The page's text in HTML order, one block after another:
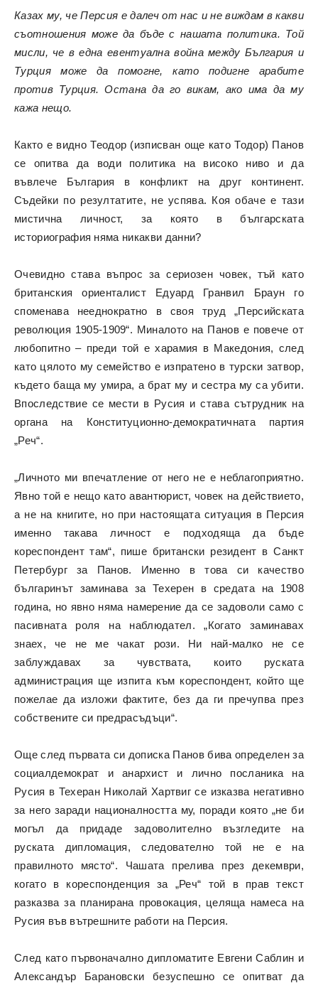
Казах му, че Персия е далеч от нас и не виждам в какви
съотношения може да бъде с нашата политика. Той
мисли, че в една евентуална война между България и
Турция може да помогне, като подигне арабите
против Турция. Остана да го викам, ако има да му
кажа нещо.
Както е видно Теодор (изписван още като Тодор) Панов
се опитва да води политика на високо ниво и да
въвлече България в конфликт на друг континент.
Съдейки по резултатите, не успява. Коя обаче е тази
мистична личност, за която в българската
историография няма никакви данни?
Очевидно става въпрос за сериозен човек, тъй като
британския ориенталист Едуард Гранвил Браун го
споменава нееднократно в своя труд „Персийската
революция 1905-1909“. Миналото на Панов е повече от
любопитно – преди той е харамия в Македония, след
като цялото му семейство е изпратено в турски затвор,
където баща му умира, а брат му и сестра му са убити.
Впоследствие се мести в Русия и става сътрудник на
органа на Конституционно-демократичната партия
„Реч“.
„Личното ми впечатление от него не е неблагоприятно.
Явно той е нещо като авантюрист, човек на действието,
а не на книгите, но при настоящата ситуация в Персия
именно такава личност е подходяща да бъде
кореспондент там“, пише британски резидент в Санкт
Петербург за Панов. Именно в това си качество
българинът заминава за Техерен в средата на 1908
година, но явно няма намерение да се задоволи само с
пасивната роля на наблюдател. „Когато заминавах
знаех, че не ме чакат рози. Ни най-малко не се
заблуждавах за чувствата, които руската
администрация ще изпита към кореспондент, който ще
пожелае да изложи фактите, без да ги пречупва през
собствените си предрасъдъци“.
Още след първата си дописка Панов бива определен за
социалдемократ и анархист и лично посланика на
Русия в Техеран Николай Хартвиг се изказва негативно
за него заради националността му, поради която „не би
могъл да придаде задоволително възгледите на
руската дипломация, следователно той не е на
правилното място“. Чашата прелива през декември,
когато в кореспонденция за „Реч“ той в прав текст
разказва за планирана провокация, целяща намеса на
Русия във вътрешните работи на Персия.
След като първоначално дипломатите Евгени Саблин и
Александър Барановски безуспешно се опитват да